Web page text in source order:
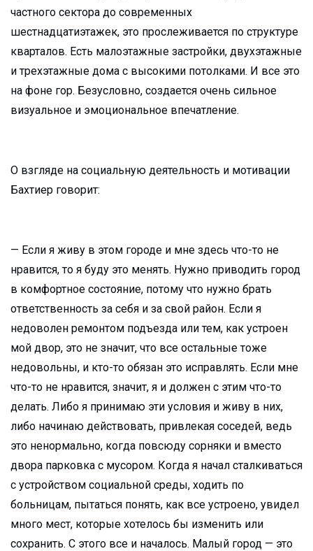
частного сектора до современных
шестнадцатиэтажек, это прослеживается по структуре
кварталов. Есть малоэтажные застройки, двухэтажные
и трехэтажные дома с высокими потолками. И все это
на фоне гор. Безусловно, создается очень сильное
визуальное и эмоциональное впечатление.
О взгляде на социальную деятельность и мотивации
Бахтиер говорит:
— Если я живу в этом городе и мне здесь что-то не
нравится, то я буду это менять. Нужно приводить город
в комфортное состояние, потому что нужно брать
ответственность за себя и за свой район. Если я
недоволен ремонтом подъезда или тем, как устроен
мой двор, это не значит, что все остальные тоже
недовольны, и кто-то обязан это исправлять. Если мне
что-то не нравится, значит, я и должен с этим что-то
делать. Либо я принимаю эти условия и живу в них,
либо начинаю действовать, привлекая соседей, ведь
это ненормально, когда повсюду сорняки и вместо
двора парковка с мусором. Когда я начал сталкиваться
с устройством социальной среды, ходить по
больницам, пытаться понять, как все устроено, увидел
много мест, которые хотелось бы изменить или
сохранить. С этого все и началось. Малый город — это